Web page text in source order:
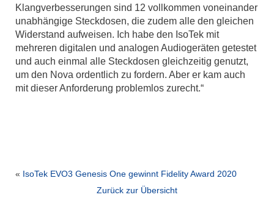
Klangverbesserungen sind 12 vollkommen voneinander
unabhängige Steckdosen, die zudem alle den gleichen
Widerstand aufweisen. Ich habe den IsoTek mit
mehreren digitalen und analogen Audiogeräten getestet
und auch einmal alle Steckdosen gleichzeitig genutzt,
um den Nova ordentlich zu fordern. Aber er kam auch
mit dieser Anforderung problemlos zurecht.“
« IsoTek EVO3 Genesis One gewinnt Fidelity Award 2020
Zurück zur Übersicht